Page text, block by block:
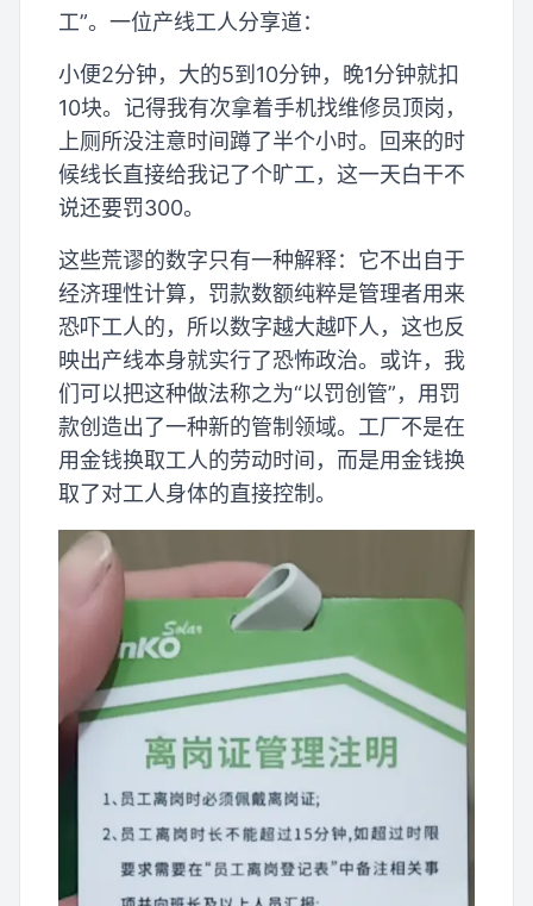
工”。一位产线工人分享道：
小便2分钟，大的5到10分钟，晚1分钟就扣
10块。记得我有次拿着手机找维修员顶岗，
上厕所没注意时间蹲了半个小时。回来的时
候线长直接给我记了个旷工，这一天白干不
说还要罚300。
这些荒谬的数字只有一种解释：它不出自于
经济理性计算，罚款数额纯粹是管理者用来
恐吓工人的，所以数字越大越吓人，这也反
映出产线本身就实行了恐怖政治。或许，我
们可以把这种做法称之为“以罚创管”，用罚
款创造出了一种新的管制领域。工厂不是在
用金钱换取工人的劳动时间，而是用金钱换
取了对工人身体的直接控制。